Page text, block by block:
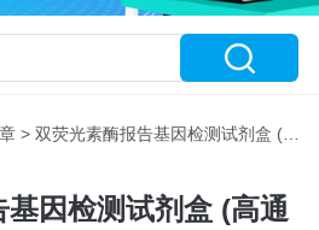
> 双荧光素酶报告基因检测试剂盒 (高通量）说明书
因检测试剂盒 (高通